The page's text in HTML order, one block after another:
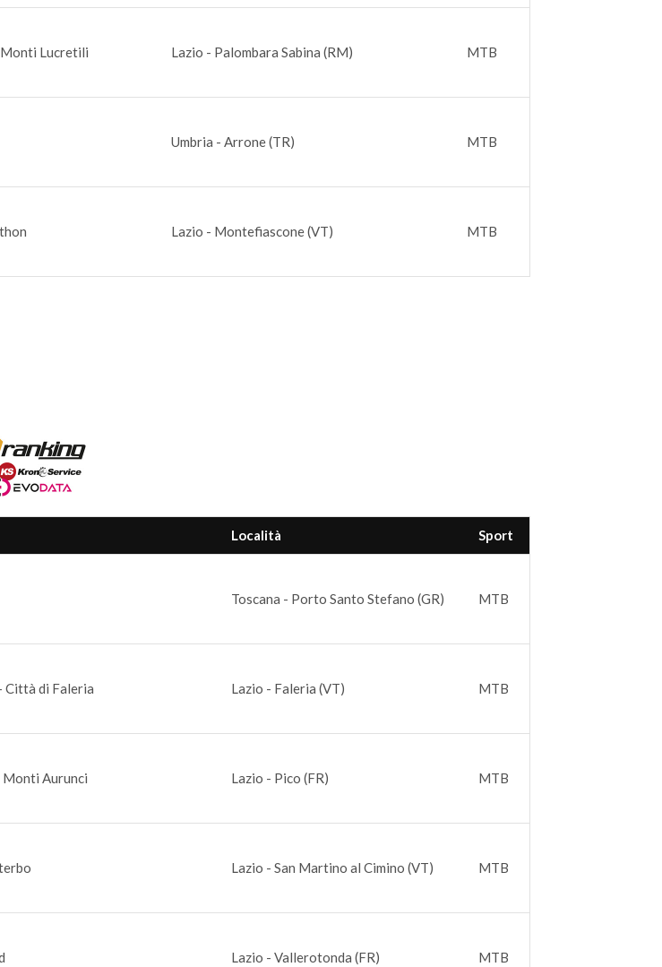
Lucretili Lazio - Palombara Sabina (RM) MTB
Umbria - Arrone (TR) MTB
Lazio - Montefiascone (VT) MTB
Località Sport
Toscana - Porto Santo Stefano (GR) MTB
Città di Faleria Lazio - Faleria (VT) MTB
Monti Aurunci Lazio - Pico (FR) MTB
Lazio - San Martino al Cimino (VT) MTB
Lazio - Vallerotonda (FR) MTB